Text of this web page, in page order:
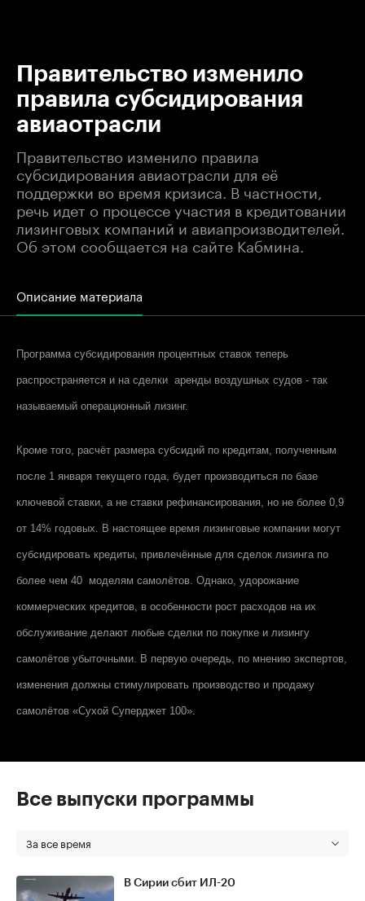
Правительство изменило
правила субсидирования
авиаотрасли
Правительство изменило правила
субсидирования авиаотрасли для её
поддержки во время кризиса. В частности,
речь идет о процессе участия в кредитовании
лизинговых компаний и авиапроизводителей.
Об этом сообщается на сайте Кабмина.
Описание материала
Программа субсидирования процентных ставок теперь
распространяется и на сделки аренды воздушных судов - так
называемый операционный лизинг.
Кроме того, расчёт размера субсидий по кредитам, полученным
после 1 января текущего года, будет производиться по базе
ключевой ставки, а не ставки рефинансирования, но не более 0,9
от 14% годовых. В настоящее время лизинговые компании могут
субсидировать кредиты, привлечённые для сделок лизинга по
более чем 40 моделям самолётов. Однако, удорожание
коммерческих кредитов, в особенности рост расходов на их
обслуживание делают любые сделки по покупке и лизингу
самолётов убыточными. В первую очередь, по мнению экспертов,
изменения должны стимулировать производство и продажу
самолётов «Сухой Суперджет 100».
Все выпуски программы
За все время
В Сирии сбит ИЛ-20